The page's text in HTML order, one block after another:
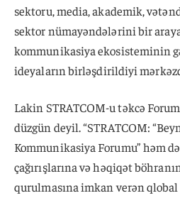
sektoru, media, akademik,
sektor nümayəndələrini bir
kommunikasiya ekosisteminin
ideyaların birləşdirildiyi
Lakin STRATCOM-u təkcə
düzgün deyil. “STRATCOM:
Kommunikasiya Forumu” həm
çağırışlarına və həqiqət
qurulmasına imkan verən qlobal